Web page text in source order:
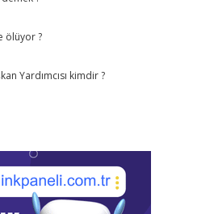
ölüyor ?
Yardımcısı kimdir ?